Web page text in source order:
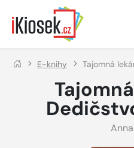
Přejít na hlavní obsah
E-knihy Tajomná